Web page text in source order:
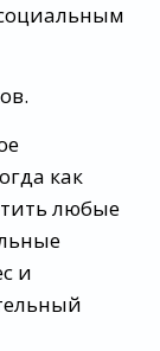
как
любые
и